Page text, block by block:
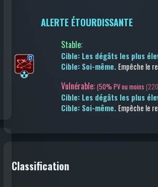
ALERTE ÉTOURDISSANTE
Stable:
Cible: Les dégâts les plus
Cible: Soi-même. Empêche le
Vulnérable:(50% PV ou moins
Cible: Les dégâts les plus
Cible: Soi-même. Empêche le
Classification